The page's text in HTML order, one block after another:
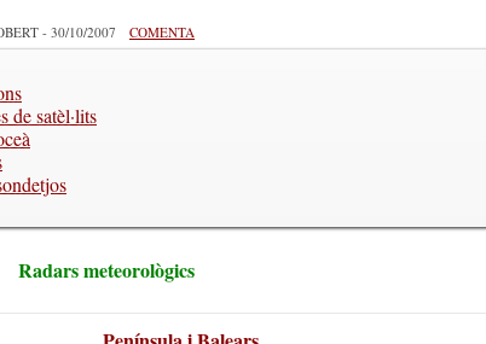
- 30/10/2007 COMENTA
de satèl·lits
Radars meteorològics